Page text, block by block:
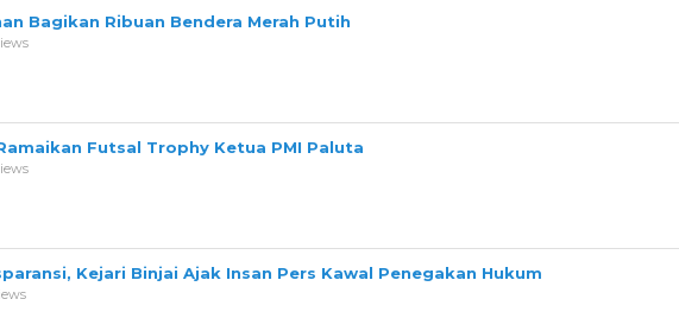
Bagikan Ribuan Bendera Merah Putih
Futsal Trophy Ketua PMI Paluta
Kejari Binjai Ajak Insan Pers Kawal Penegakan Hukum